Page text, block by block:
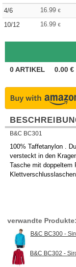
4/6 16.99 €
10/12
16.99 €
0ARTIKEL 0.00 €
B&C BC301
100% Taffetanylon .
versteckt in den
Tasche mit doppeltem
verwandte Produkte:
B&C BC300 -
B&C BC302 -